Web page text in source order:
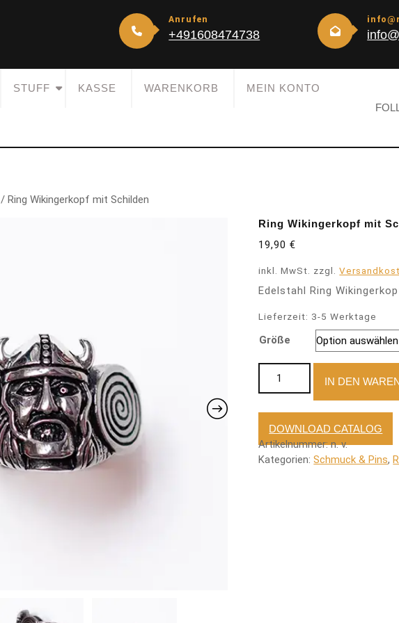
Anrufen
+491608474738
STUFF KASSE WARENKORB MEIN KONTO
/ Ring Wikingerkopf mit Schilden
Ring Wikingerkopf mit
19,90€
inkl. MwSt. zzgl.
Edelstahl Ring
Lieferzeit: 3-5 Werktage
Größe
IN DEN
DOWNLOAD CATALOG
Artikelnummer:n. v.
Kategorien:Schmuck & Pins,